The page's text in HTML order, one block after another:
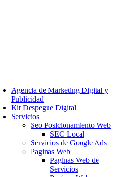
Agencia de Marketing Digital y
Publicidad
Kit Despegue Digital
Servicios
Seo Posicionamiento Web
SEO Local
Servicios de Google Ads
Paginas Web
Paginas Web de
Servicios